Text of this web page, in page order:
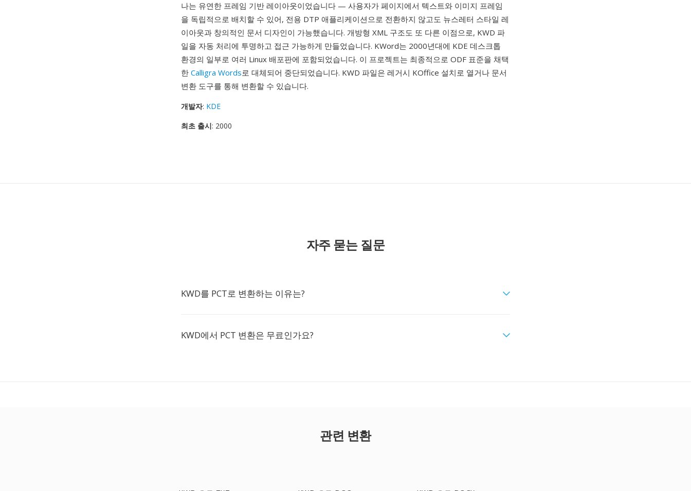
나는 유연한 프레임 기반 레이아웃이었습니다 — 사용자가 페이지에서 텍스트와 이미지 프레임
을 독립적으로 배치할 수 있어, 전용 DTP 애플리케이션으로 전환하지 않고도 뉴스레터 스타일 레
이아웃과 창의적인 문서 디자인이 가능했습니다. 개방형 XML 구조도 또 다른 이점으로, KWD 파
일을 자동 처리에 투명하고 접근 가능하게 만들었습니다. KWord는 2000년대에 KDE 데스크톱
환경의 일부로 여러 Linux 배포판에 포함되었습니다. 이 프로젝트는 최종적으로 ODF 표준을 채택
한 Calligra Words로 대체되어 중단되었습니다. KWD 파일은 레거시 KOffice 설치로 열거나 문서
변환 도구를 통해 변환할 수 있습니다.
개발자: KDE
최초 출시: 2000
자주 묻는 질문
KWD를 PCT로 변환하는 이유는?
KWD에서 PCT 변환은 무료인가요?
관련 변환